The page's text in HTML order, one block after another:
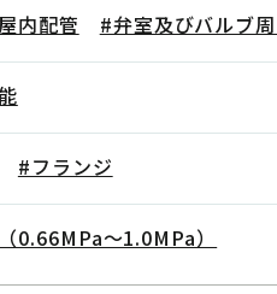
内配管 #弁室及びバルブ
#フランジ
0.66MPa～1.0MPa）